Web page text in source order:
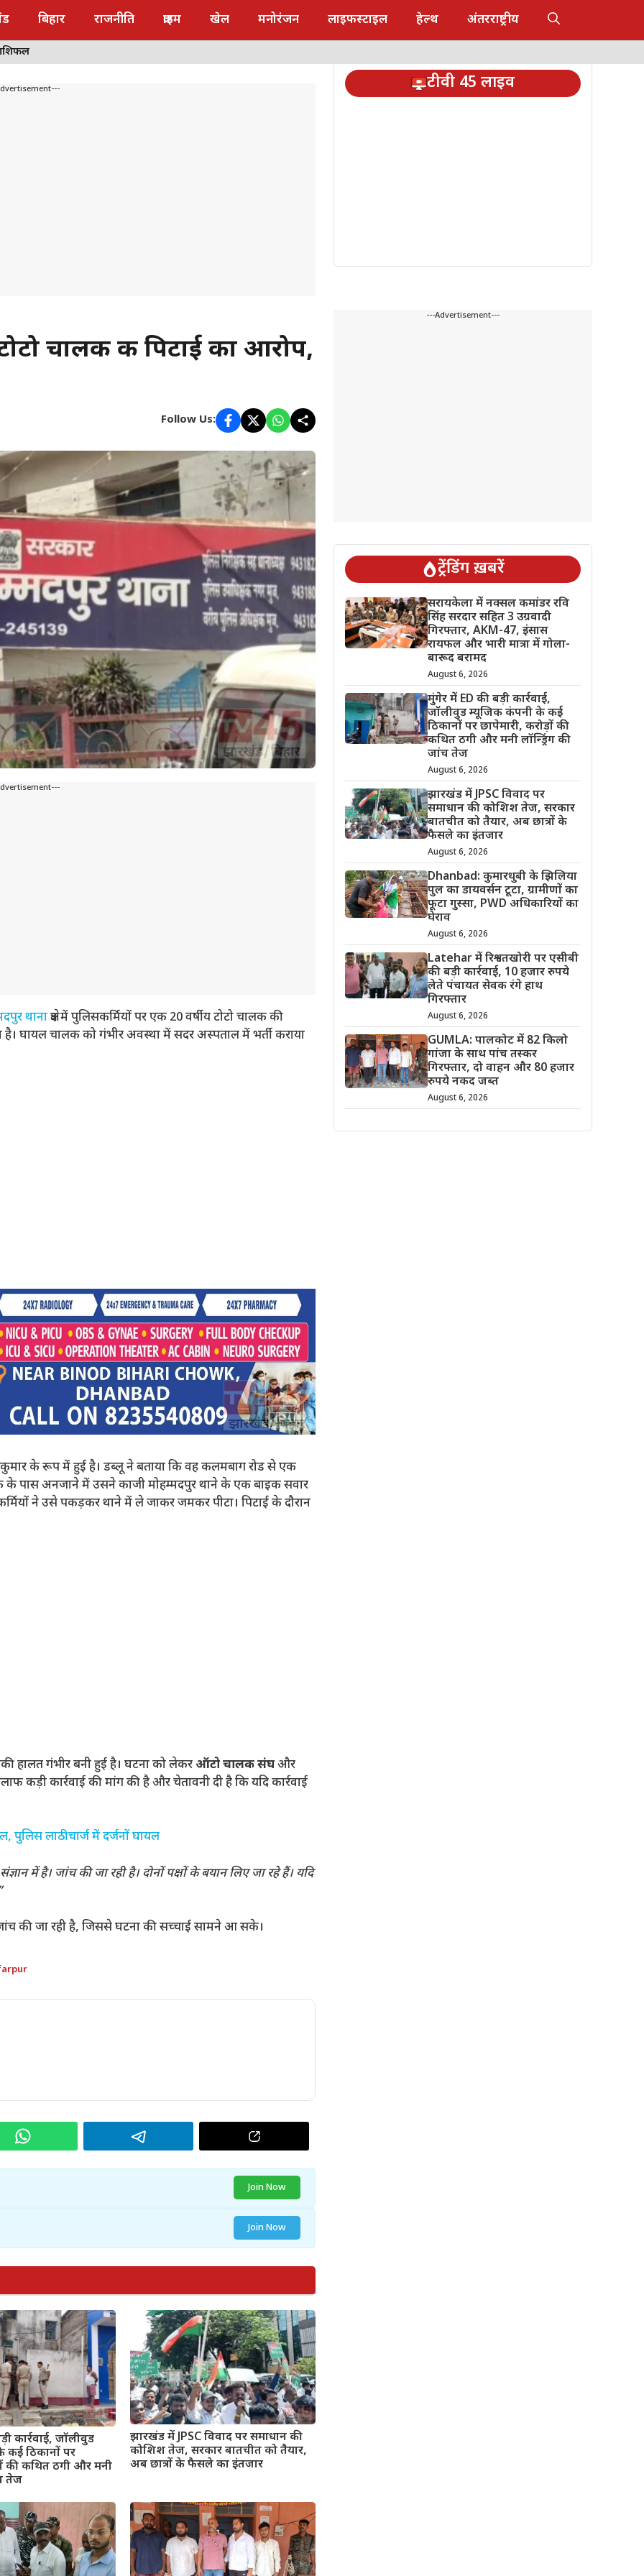
बिहार राजनीति क्राइम खेल मनोरंजन लाइफस्टाइल हेल्थ अंतरराष्ट्रीय
चालक की पिटाई का आरोप,
Follow Us:
थानाक्षेत्र में पुलिसकर्मियों पर एक 20 वर्षीय टोटो चालक की
घायल चालक को गंभीर अवस्था में सदर अस्पताल में भर्ती कराया
कुमार के रूप में हुई है। डब्लू ने बताया कि वह कलमबाग रोड से एक
के पास अनजाने में उसने काजी मोहम्मदपुर थाने के एक बाइक सवार
ने उसे पकड़कर थाने में ले जाकर जमकर पीटा। पिटाई के दौरान
हालत गंभीर बनी हुई है। घटना को लेकर ऑटो चालक संघऔर
कड़ी कार्रवाई की मांग की है और चेतावनी दी है कि यदि कार्रवाई
लाठीचार्ज में दर्जनों घायल
में है। जांच की जा रही है। दोनों पक्षों के बयान लिए जा रहे हैं। यदि
की जा रही है, जिससे घटना की सच्चाई सामने आ सके।
Join Now
Join Now
कार्रवाई, जॉलीवुड
कई ठिकानों पर
की कथित ठगी और मनी
तेज
झारखंड में JPSC विवाद पर समाधान की
कोशिश तेज, सरकार बातचीत को तैयार,
अब छात्रों के फैसले का इंतजार
टीवी 45 लाइव
---Advertisement---
ट्रेंडिंग ख़बरें
सरायकेला में नक्सल कमांडर रवि
सिंह सरदार सहित 3 उग्रवादी
गिरफ्तार, AKM-47, इंसास
रायफल और भारी मात्रा में गोला-
बारूद बरामद
August 6, 2026
मुंगेर में ED की बड़ी कार्रवाई,
जॉलीवुड म्यूजिक कंपनी के कई
ठिकानों पर छापेमारी, करोड़ों की
कथित ठगी और मनी लॉन्ड्रिंग की
जांच तेज
August 6, 2026
झारखंड में JPSC विवाद पर
समाधान की कोशिश तेज, सरकार
बातचीत को तैयार, अब छात्रों के
फैसले का इंतजार
August 6, 2026
Dhanbad: कुमारधुबी के झिलिया
पुल का डायवर्सन टूटा, ग्रामीणों का
फूटा गुस्सा, PWD अधिकारियों का
घेराव
August 6, 2026
Latehar में रिश्वतखोरी पर एसीबी
की बड़ी कार्रवाई, 10 हजार रुपये
लेते पंचायत सेवक रंगे हाथ
गिरफ्तार
August 6, 2026
GUMLA: पालकोट में 82 किलो
गांजा के साथ पांच तस्कर
गिरफ्तार, दो वाहन और 80 हजार
रुपये नकद जब्त
August 6, 2026